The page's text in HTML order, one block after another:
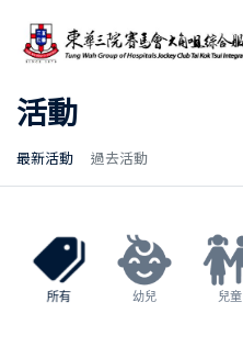
活動
最新活動 過去活動
所有 幼兒 兒童